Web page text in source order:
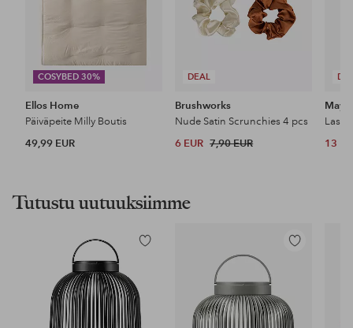
COSYBED 30%
Ellos Home
Päiväpeite Milly Boutis
49,99 EUR
DEAL
Brushworks
Nude Satin Scrunchies 4 pcs
6 EUR 7,90 EUR 13
Tutustu uutuuksiimme
Lisää
Lisää